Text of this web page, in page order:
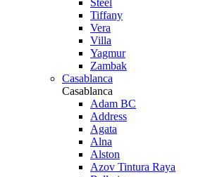
Steel
Tiffany
Vera
Villa
Yagmur
Zambak
Casablanca
Casablanca
Adam BC
Address
Agata
Alna
Alston
Azov Tintura Raya